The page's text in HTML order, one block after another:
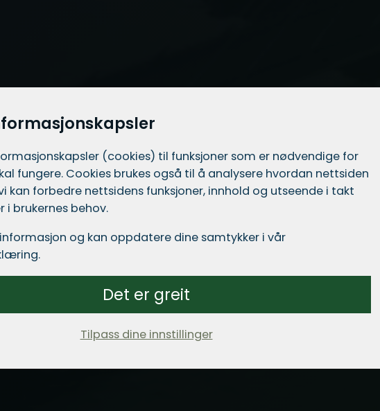
(cookies) til funksjoner som er nødvendige for
fungere. Cookies brukes også til å analysere hvordan nettsiden
kan forbedre nettsidens funksjoner, innhold og utseende i takt
i brukernes behov.
og kan oppdatere dine samtykker i vår
Det er greit
Tilpass dine innstillinger